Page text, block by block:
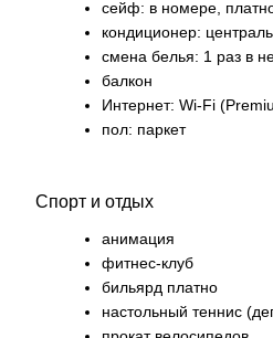
сейф: в номере,
кондиционер:
смена белья: 1 раз в
балкон
Интернет: Wi-Fi
пол: паркет
Спорт и отдых
анимация
фитнес-клуб
бильярд платно
настольный теннис